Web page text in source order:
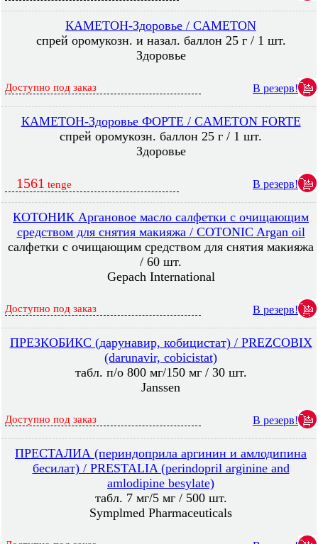
КАМЕТОН-Здоровье / CAMETON
спрей оромукозн. и назал. баллон 25 г / 1 шт.
Здоровье
Доступно под заказ В резерв!
КАМЕТОН-Здоровье ФОРТЕ / CAMETON FORTE
спрей оромукозн. баллон 25 г / 1 шт.
Здоровье
1561 tenge В резерв!
КОТОНИК Аргановое масло салфетки с очищающим
средством для снятия макияжа / COTONIC Argan oil
салфетки с очищающим средством для снятия макияжа
/ 60 шт.
Gepach International
Доступно под заказ В резерв!
ПРЕЗКОБИКС (дарунавир, кобицистат) / PREZCOBIX
(darunavir, cobicistat)
табл. п/о 800 мг/150 мг / 30 шт.
Janssen
Доступно под заказ В резерв!
ПРЕСТАЛИА (периндоприла аргинин и амлодипина
бесилат) / PRESTALIA (perindopril arginine and
amlodipine besylate)
табл. 7 мг/5 мг / 500 шт.
Symplmed Pharmaceuticals